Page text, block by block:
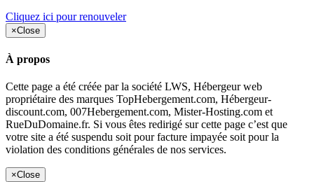
Cliquez ici pour renouveler
×Close
À propos
Cette page a été créée par la société LWS, Hébergeur web
propriétaire des marques TopHebergement.com, Hébergeur-
discount.com, 007Hebergement.com, Mister-Hosting.com et
RueDuDomaine.fr. Si vous êtes redirigé sur cette page c’est que
votre site a été suspendu soit pour facture impayée soit pour la
violation des conditions générales de nos services.
×Close